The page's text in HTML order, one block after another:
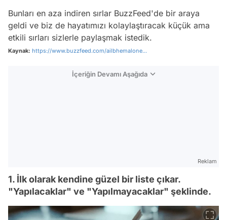
Bunları en aza indiren sırlar BuzzFeed'de bir araya
geldi ve biz de hayatımızı kolaylaştıracak küçük ama
etkili sırları sizlerle paylaşmak istedik.
Kaynak: https://www.buzzfeed.com/ailbhemalone...
İçeriğin Devamı Aşağıda
Reklam
1. İlk olarak kendine güzel bir liste çıkar.
"Yapılacaklar" ve "Yapılmayacaklar" şeklinde.